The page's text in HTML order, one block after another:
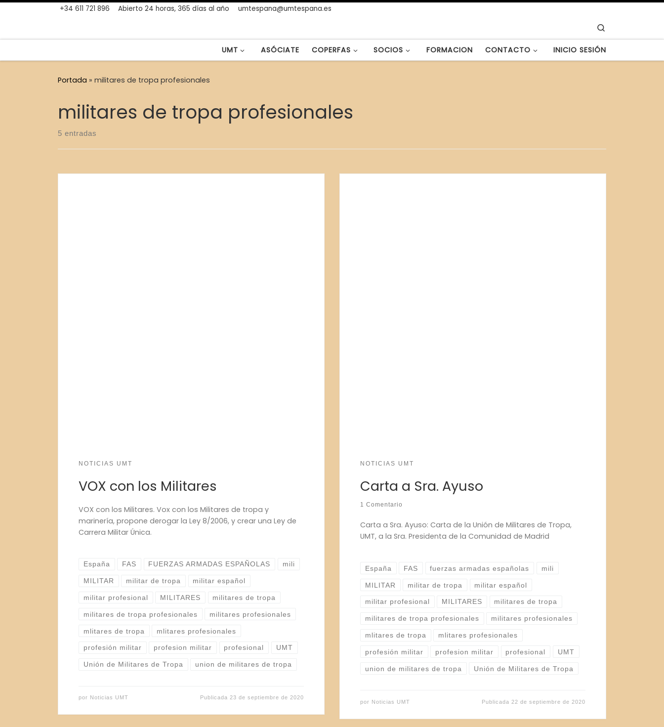
+34 611 721 896 Abierto 24 horas, 365 días al año umtespana@umtespana.es
UMT ASÓCIATE COPERFAS SOCIOS FORMACION CONTACTO INICIO SESIÓN
Portada » militares de tropa profesionales
militares de tropa profesionales
5 entradas
NOTICIAS UMT
VOX con los Militares
VOX con los Militares. Vox con los Militares de tropa y
marinería, propone derogar la Ley 8/2006, y crear una Ley de
Carrera Militar Única.
España FAS FUERZAS ARMADAS ESPAÑOLAS mili
MILITAR militar de tropa militar español
militar profesional MILITARES militares de tropa
militares de tropa profesionales militares profesionales
mlitares de tropa mlitares profesionales
profesión militar profesion militar profesional UMT
Unión de Militares de Tropa union de militares de tropa
por Noticias UMT Publicada 23 de septiembre de 2020
NOTICIAS UMT
Carta a Sra. Ayuso
1 Comentario
Carta a Sra. Ayuso: Carta de la Unión de Militares de Tropa,
UMT, a la Sra. Presidenta de la Comunidad de Madrid
España FAS fuerzas armadas españolas mili
MILITAR militar de tropa militar español
militar profesional MILITARES militares de tropa
militares de tropa profesionales militares profesionales
mlitares de tropa mlitares profesionales
profesión militar profesion militar profesional UMT
union de militares de tropa Unión de Militares de Tropa
por Noticias UMT Publicada 22 de septiembre de 2020